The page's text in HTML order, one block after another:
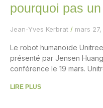
pourquoi pas
Jean-Yves Kerbrat mars
Le robot humanoïde
présenté par Jensen
conférence le 19 mars.
LIRE PLUS